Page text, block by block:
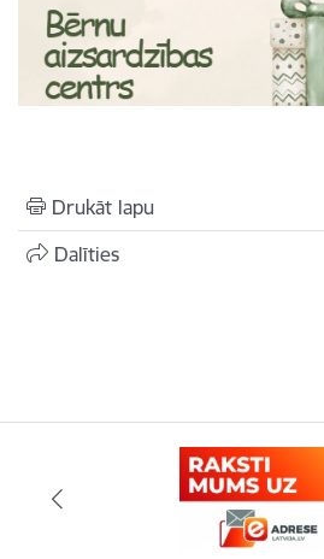
Drukāt lapu
Dalīties